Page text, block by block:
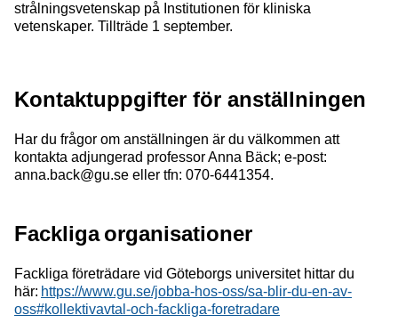
strålningsvetenskap på Institutionen för kliniska
vetenskaper. Tillträde 1 september.
Kontaktuppgifter för anställningen
Har du frågor om anställningen är du välkommen att
kontakta adjungerad professor Anna Bäck; e-post:
anna.back@gu.se eller tfn: 070-6441354.
Fackliga organisationer
Fackliga företrädare vid Göteborgs universitet hittar du
här: https://www.gu.se/jobba-hos-oss/sa-blir-du-en-av-
oss#kollektivavtal-och-fackliga-foretradare